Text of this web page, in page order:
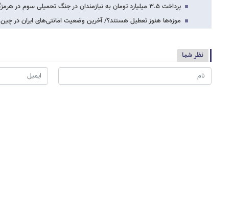
پرداخت ۳.۵ میلیارد تومان به نیازمندان در جنگ تحمیلی سوم در هرمزگان
موزه‌ها هنوز تعطیل هستند؟/ آخرین وضعیت امانتی‌های ایران در چین
نظر شما